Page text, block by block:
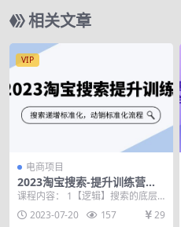
相关文章
VIP
电商项目
2023淘宝搜索-提升训练营，
搜索-递增标准化，动销标准化
流程（7节课）
课程内容： 1【逻辑】搜索的底层
逻辑及阶段.mp4 2【实操】搜索递
增超越实操表...
2023-07-20 157 29